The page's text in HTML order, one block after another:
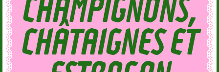
CHÂTAIGNES ET